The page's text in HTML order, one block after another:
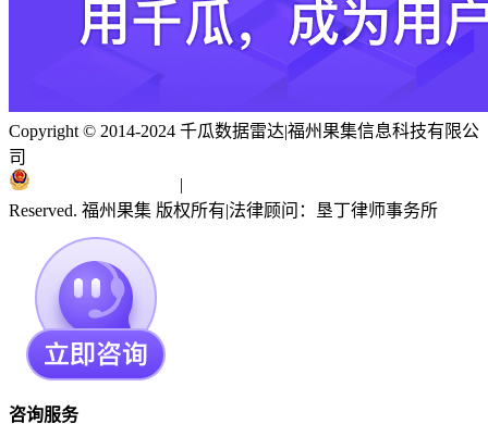
Copyright © 2014-2024 千瓜数据雷达|福州果集信息科技有限公
司
|
Reserved. 福州果集 版权所有|法律顾问：垦丁律师事务所
咨询服务